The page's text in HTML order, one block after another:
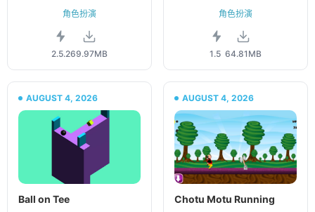
角色扮演
2.5.269.97MB
角色扮演
1.5 64.81MB
AUGUST 4, 2026
Ball on Tee
AUGUST 4, 2026
Chotu Motu Running